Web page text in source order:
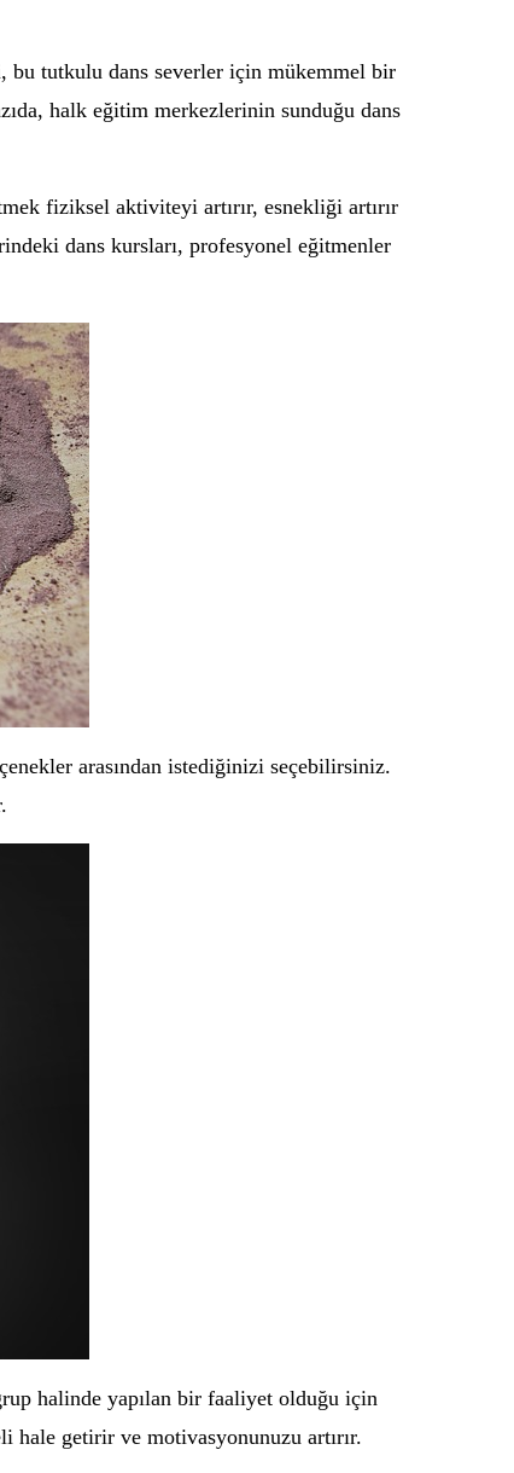
tutkulu dans severler için mükemmel bir
halk eğitim merkezlerinin sunduğu dans
fiziksel aktiviteyi artırır, esnekliği artırır
dans kursları, profesyonel eğitmenler
arasından istediğinizi seçebilirsiniz.
halinde yapılan bir faaliyet olduğu için
hale getirir ve motivasyonunuzu artırır.